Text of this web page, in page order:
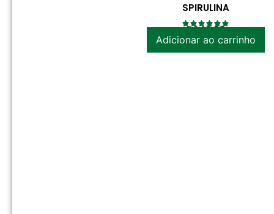
SPIRULINA
R$42.20
Adicionar ao carrinho